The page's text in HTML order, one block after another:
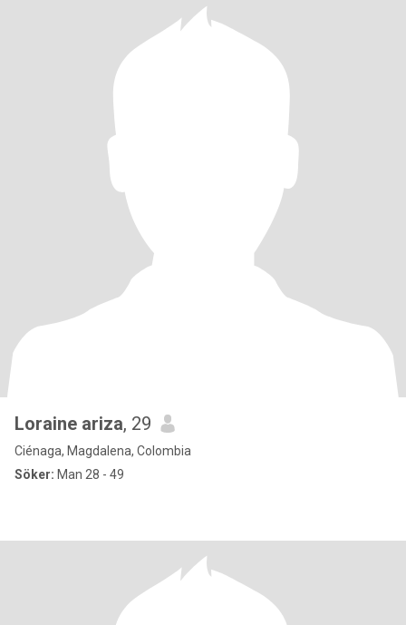
Loraine ariza, 29
Ciénaga, Magdalena, Colombia
Söker: Man 28 - 49